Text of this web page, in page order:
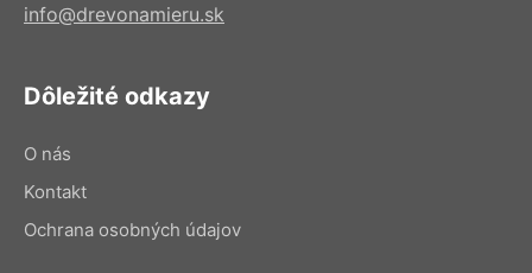
info@drevonamieru.sk
Dôležité odkazy
O nás
Kontakt
Ochrana osobných údajov